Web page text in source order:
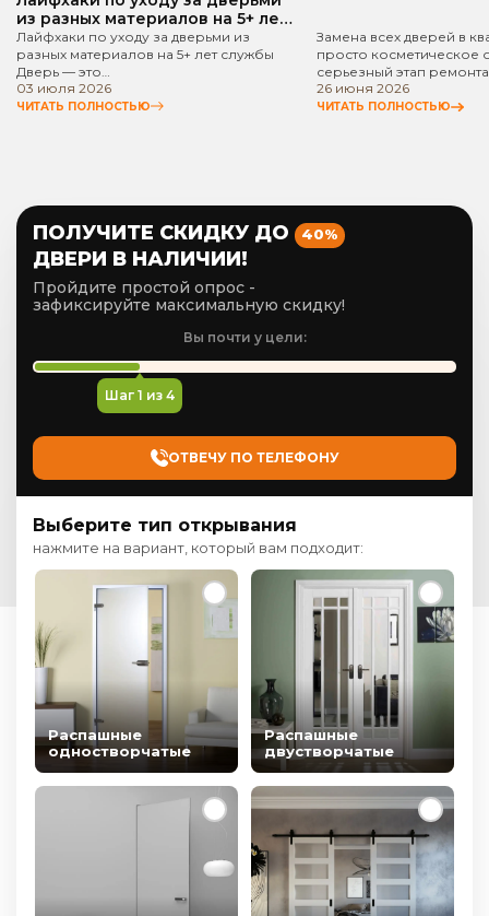
из разных материалов на 5+ лет
службы
Лайфхаки по уходу за дверьми из
разных материалов на 5+ лет службы
Дверь — это…
03 июля 2026
ЧИТАТЬ ПОЛНОСТЬЮ
Замена всех дверей в
просто косметическое
серьезный этап
26 июня 2026
ЧИТАТЬ ПОЛНОСТЬЮ
ПОЛУЧИТЕ СКИДКУ ДО 40%
ДВЕРИ В НАЛИЧИИ!
Пройдите простой опрос -
зафиксируйте максимальную скидку!
Вы почти у цели:
Шаг 1 из 4
ОТВЕЧУ ПО ТЕЛЕФОНУ
Выберите тип открывания
нажмите на вариант, который вам подходит:
Распашные
одностворчатые
Распашные
двустворчатые